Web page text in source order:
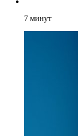
7 минут